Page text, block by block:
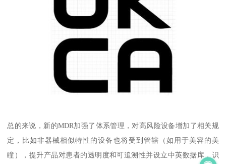
总的来说，新的MDR加强了体系管理，对高风险设备增加了相关规
定，比如非器械相似特性的设备也将受到管辖（如用于美容的美
瞳），提升产品对患者的透明度和可追溯性并设立中英数据库，识